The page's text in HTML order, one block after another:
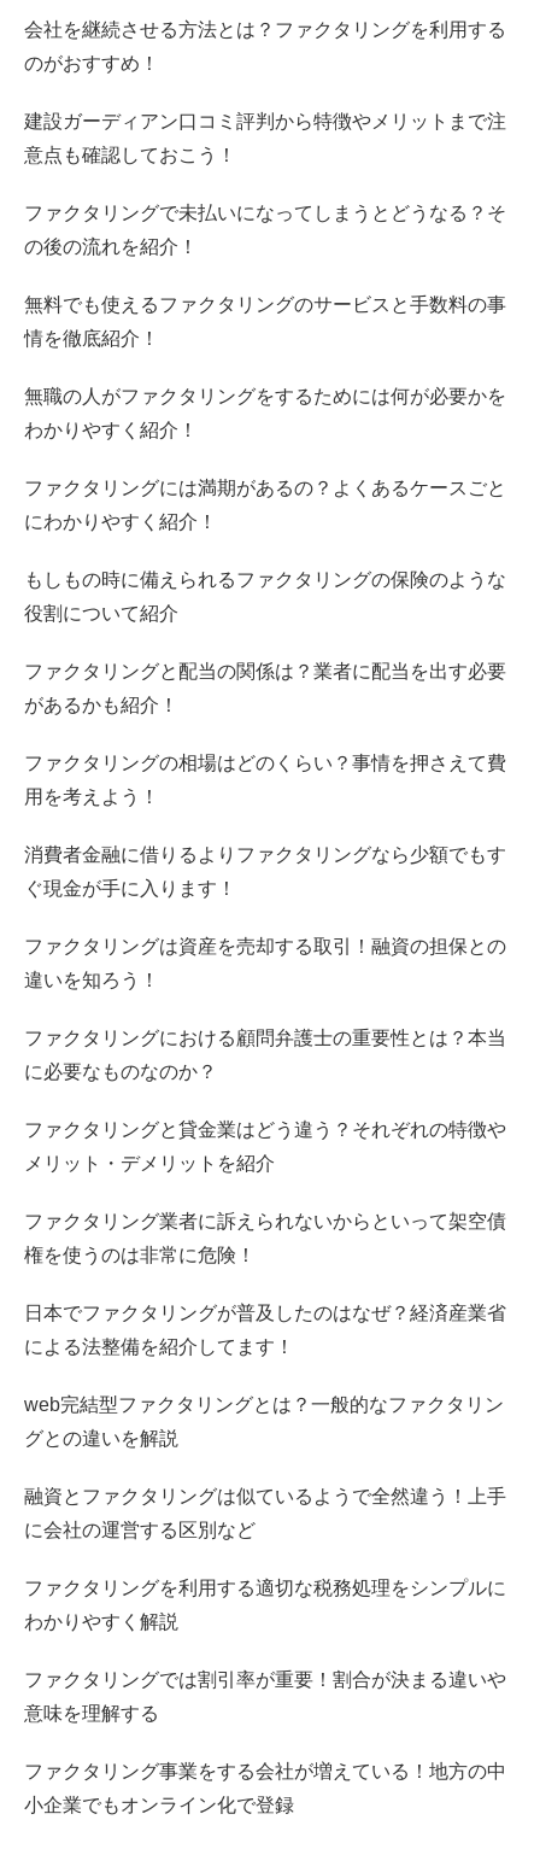
会社を継続させる方法とは？ファクタリングを利用する
のがおすすめ！
建設ガーディアン口コミ評判から特徴やメリットまで注
意点も確認しておこう！
ファクタリングで未払いになってしまうとどうなる？そ
の後の流れを紹介！
無料でも使えるファクタリングのサービスと手数料の事
情を徹底紹介！
無職の人がファクタリングをするためには何が必要かを
わかりやすく紹介！
ファクタリングには満期があるの？よくあるケースごと
にわかりやすく紹介！
もしもの時に備えられるファクタリングの保険のような
役割について紹介
ファクタリングと配当の関係は？業者に配当を出す必要
があるかも紹介！
ファクタリングの相場はどのくらい？事情を押さえて費
用を考えよう！
消費者金融に借りるよりファクタリングなら少額でもす
ぐ現金が手に入ります！
ファクタリングは資産を売却する取引！融資の担保との
違いを知ろう！
ファクタリングにおける顧問弁護士の重要性とは？本当
に必要なものなのか？
ファクタリングと貸金業はどう違う？それぞれの特徴や
メリット・デメリットを紹介
ファクタリング業者に訴えられないからといって架空債
権を使うのは非常に危険！
日本でファクタリングが普及したのはなぜ？経済産業省
による法整備を紹介してます！
web完結型ファクタリングとは？一般的なファクタリン
グとの違いを解説
融資とファクタリングは似ているようで全然違う！上手
に会社の運営する区別など
ファクタリングを利用する適切な税務処理をシンプルに
わかりやすく解説
ファクタリングでは割引率が重要！割合が決まる違いや
意味を理解する
ファクタリング事業をする会社が増えている！地方の中
小企業でもオンライン化で登録